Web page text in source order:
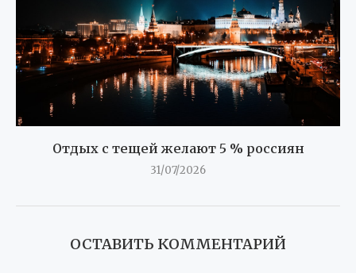
Отдых с тещей желают 5 % россиян
31/07/2026
ОСТАВИТЬ КОММЕНТАРИЙ